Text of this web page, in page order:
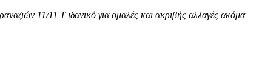
11/11 T ιδανικό για ομαλές και ακριβής αλλαγές ακόμα